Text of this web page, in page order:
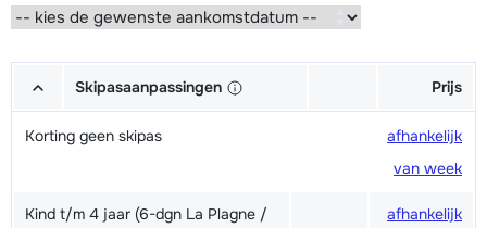
Skipasaanpassingen Prijs
Korting geen skipas
afhankelijk
van week
Kind t/m 4 jaar (6-dgn La Plagne /
afhankelijk